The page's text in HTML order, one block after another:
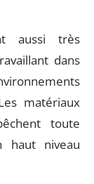
aussi très
dans
matériaux
toute
haut niveau